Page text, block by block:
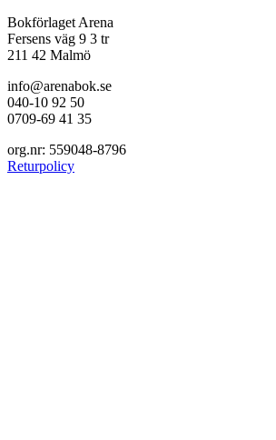
Bokförlaget Arena
Fersens väg 9 3 tr
211 42 Malmö
info@arenabok.se
040-10 92 50
0709-69 41 35
org.nr: 559048-8796
Returpolicy